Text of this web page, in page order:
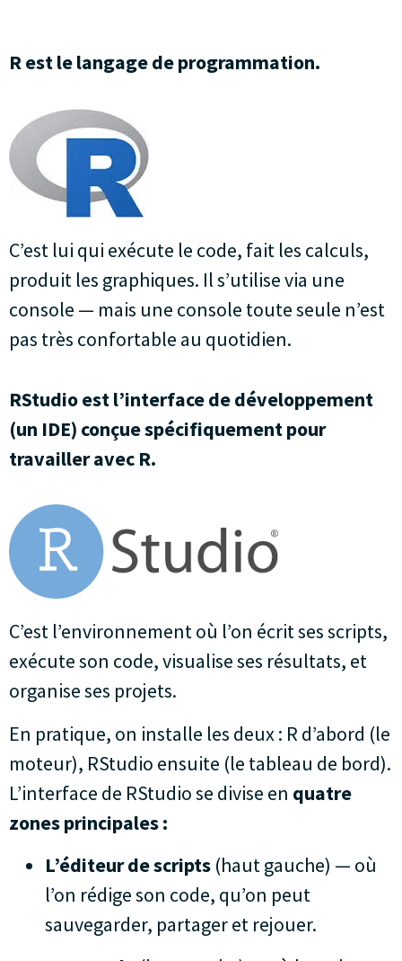
R est le langage de programmation.
C’est lui qui exécute le code, fait les calculs,
produit les graphiques. Il s’utilise via une
console — mais une console toute seule n’est
pas très confortable au quotidien.
RStudio est l’interface de développement
(un IDE) conçue spécifiquement pour
travailler avec R.
C’est l’environnement où l’on écrit ses scripts,
exécute son code, visualise ses résultats, et
organise ses projets.
En pratique, on installe les deux : R d’abord (le
moteur), RStudio ensuite (le tableau de bord).
L’interface de RStudio se divise en quatre
zones principales :
L’éditeur de scripts (haut gauche) — où
l’on rédige son code, qu’on peut
sauvegarder, partager et rejouer.